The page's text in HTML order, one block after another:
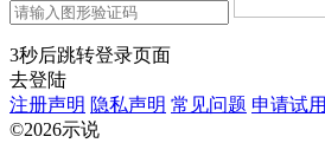
3秒后跳转登录页面
去登陆
注册声明 隐私声明 常见问题 申请试用
©2026示说